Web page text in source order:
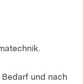
und nach